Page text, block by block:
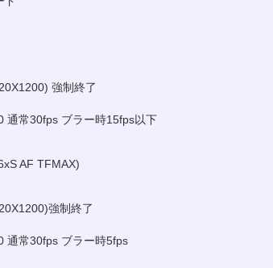
強制終了
通常30fps ブラー時15fps以下
AF TFMAX)
強制終了
通常30fps ブラー時5fps